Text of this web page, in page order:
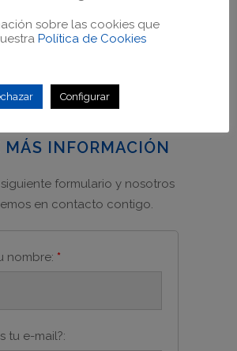
Completo
MÁS INFORMACIÓN
formulario y nosotros
en contacto contigo.
nombre: *
tu e-mail?:
sobre las cookies que
Política de Cookies
Configurar